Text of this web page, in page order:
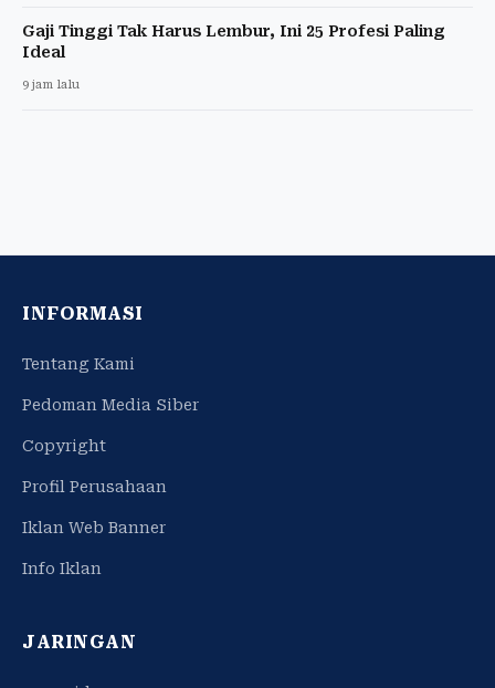
Gaji Tinggi Tak Harus Lembur, Ini 25 Profesi Paling
Ideal
9 jam lalu
INFORMASI
Tentang Kami
Pedoman Media Siber
Copyright
Profil Perusahaan
Iklan Web Banner
Info Iklan
JARINGAN